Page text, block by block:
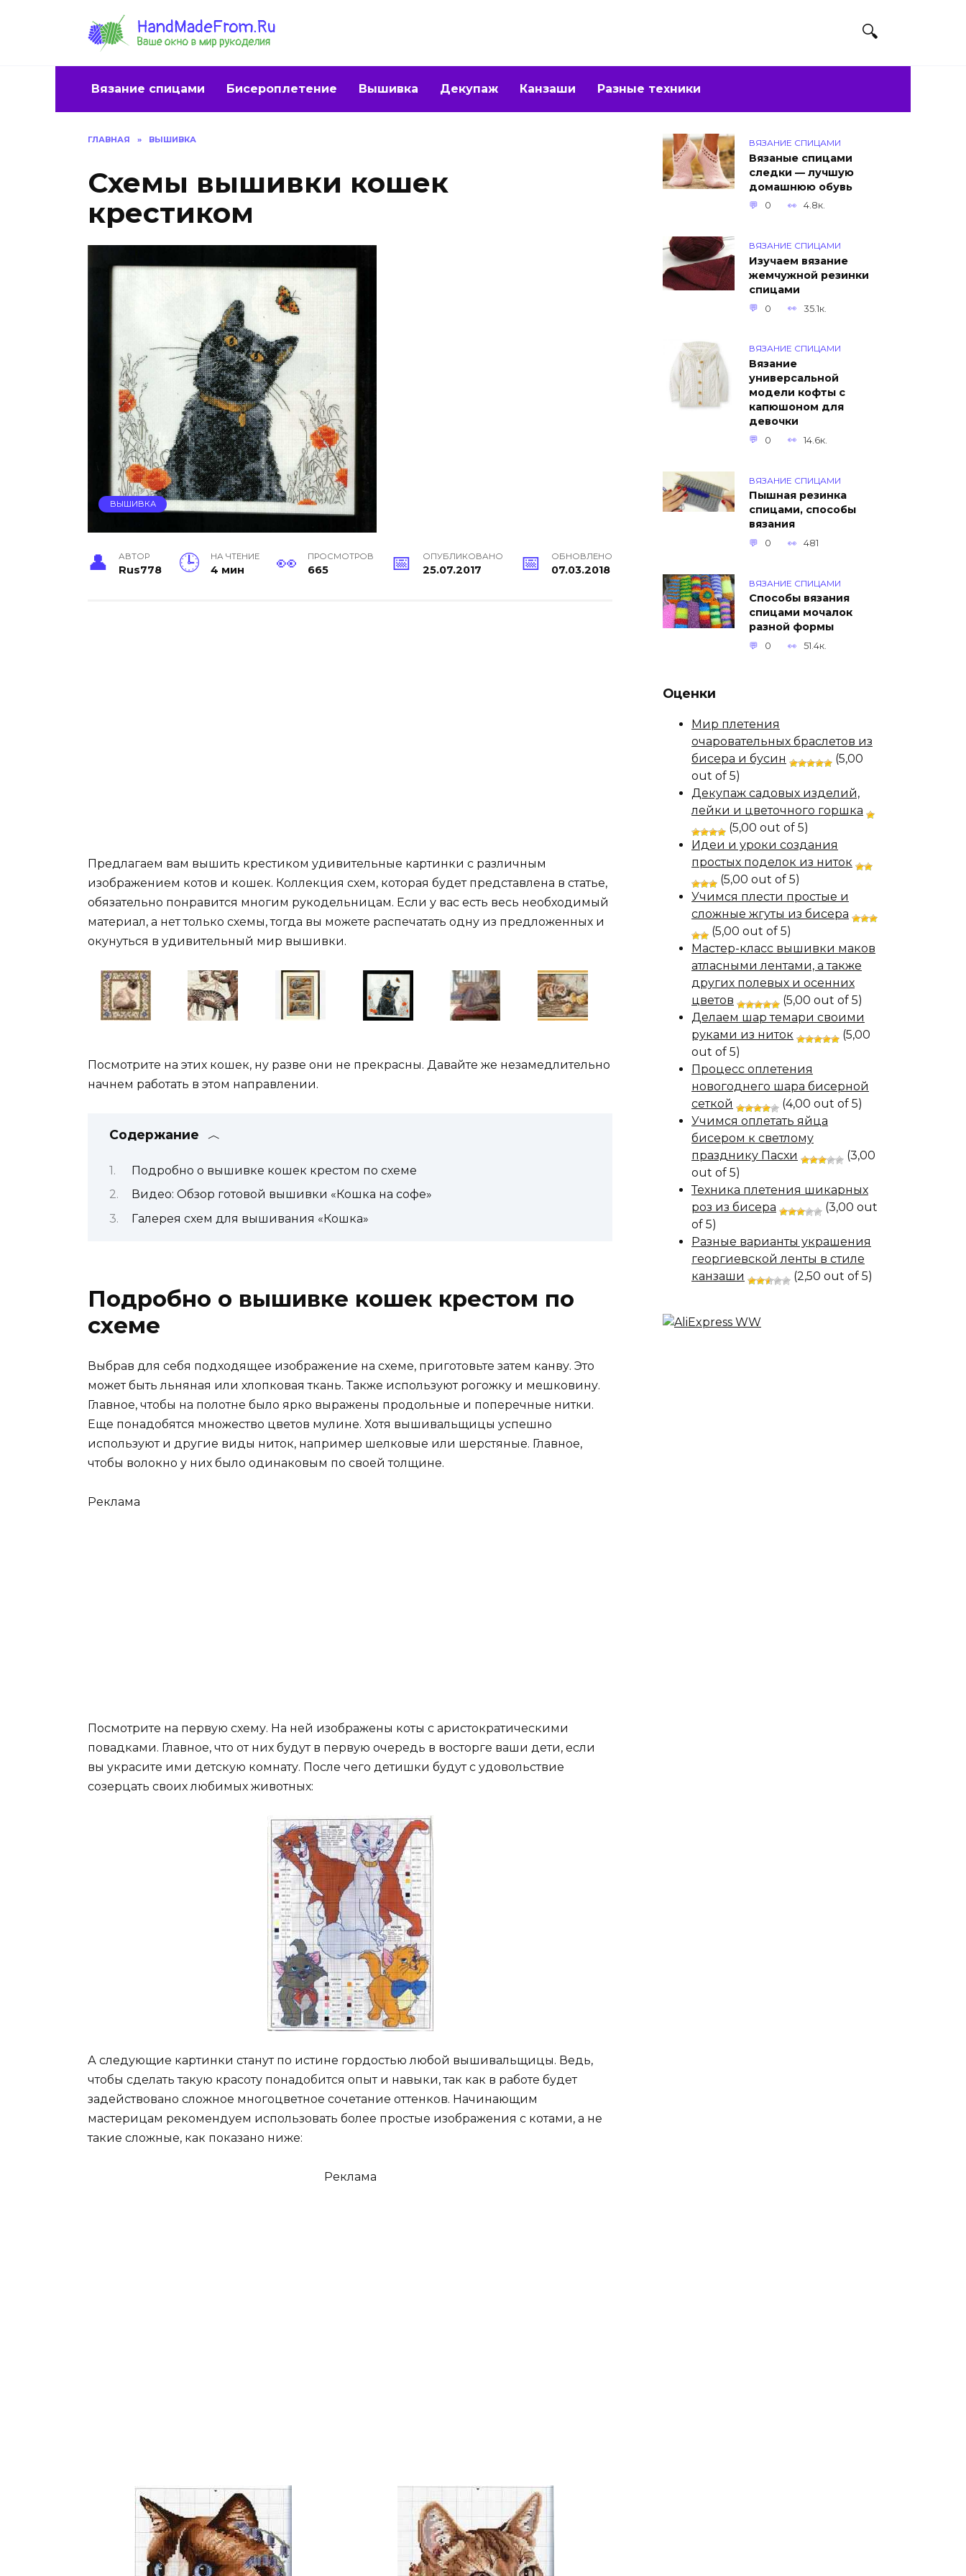
Вязание спицами Бисероплетение Вышивка Декупаж Канзаши Разные техники
ГЛАВНАЯ » ВЫШИВКА
Схемы вышивки кошек
крестиком
ВЫШИВКА
АВТОР
Rus778
НА ЧТЕНИЕ
4 мин
ПРОСМОТРОВ
665
ОПУБЛИКОВАНО
25.07.2017
ОБНОВЛЕНО
07.03.2018
Предлагаем вам вышить крестиком удивительные картинки с различным
изображением котов и кошек. Коллекция схем, которая будет представлена в статье,
обязательно понравится многим рукодельницам. Если у вас есть весь необходимый
материал, а нет только схемы, тогда вы можете распечатать одну из предложенных и
окунуться в удивительный мир вышивки.
Посмотрите на этих кошек, ну разве они не прекрасны. Давайте же незамедлительно
начнем работать в этом направлении.
Содержание
Подробно о вышивке кошек крестом по схеме
Видео: Обзор готовой вышивки «Кошка на софе»
Галерея схем для вышивания «Кошка»
Подробно о вышивке кошек крестом по
схеме
Выбрав для себя подходящее изображение на схеме, приготовьте затем канву. Это
может быть льняная или хлопковая ткань. Также используют рогожку и мешковину.
Главное, чтобы на полотне было ярко выражены продольные и поперечные нитки.
Еще понадобятся множество цветов мулине. Хотя вышивальщицы успешно
используют и другие виды ниток, например шелковые или шерстяные. Главное,
чтобы волокно у них было одинаковым по своей толщине.
Реклама
Посмотрите на первую схему. На ней изображены коты с аристократическими
повадками. Главное, что от них будут в первую очередь в восторге ваши дети, если
вы украсите ими детскую комнату. После чего детишки будут с удовольствие
созерцать своих любимых животных:
А следующие картинки станут по истине гордостью любой вышивальщицы. Ведь,
чтобы сделать такую красоту понадобится опыт и навыки, так как в работе будет
задействовано сложное многоцветное сочетание оттенков. Начинающим
мастерицам рекомендуем использовать более простые изображения с котами, а не
такие сложные, как показано ниже:
Реклама
ВЯЗАНИЕ СПИЦАМИ
Вязаные спицами
следки — лучшую
домашнюю обувь
0 4.8к.
ВЯЗАНИЕ СПИЦАМИ
Изучаем вязание
жемчужной резинки
спицами
0 35.1к.
ВЯЗАНИЕ СПИЦАМИ
Вязание
универсальной
модели кофты с
капюшоном для
девочки
0 14.6к.
ВЯЗАНИЕ СПИЦАМИ
Пышная резинка
спицами, способы
вязания
0 481
ВЯЗАНИЕ СПИЦАМИ
Способы вязания
спицами мочалок
разной формы
0 51.4к.
Оценки
Мир плетения
очаровательных браслетов из
бисера и бусин
(5,00
out of 5)
Декупаж садовых изделий,
лейки и цветочного горшка
(5,00 out of 5)
Идеи и уроки создания
простых поделок из ниток
(5,00 out of 5)
Учимся плести простые и
сложные жгуты из бисера
(5,00 out of 5)
Мастер-класс вышивки маков
атласными лентами, а также
других полевых и осенних
цветов
(5,00 out of 5)
Делаем шар темари своими
руками из ниток
(5,00
out of 5)
Процесс оплетения
новогоднего шара бисерной
сеткой
(4,00 out of 5)
Учимся оплетать яйца
бисером к светлому
празднику Пасхи
(3,00
out of 5)
Техника плетения шикарных
роз из бисера
(3,00 out
of 5)
Разные варианты украшения
георгиевской ленты в стиле
канзаши
(2,50 out of 5)